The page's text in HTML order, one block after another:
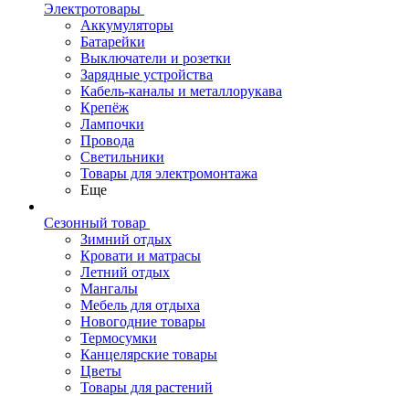
Электротовары
Аккумуляторы
Батарейки
Выключатели и розетки
Зарядные устройства
Кабель-каналы и металлорукава
Крепёж
Лампочки
Провода
Светильники
Товары для электромонтажа
Еще
Сезонный товар
Зимний отдых
Кровати и матрасы
Летний отдых
Мангалы
Мебель для отдыха
Новогодние товары
Термосумки
Канцелярские товары
Цветы
Товары для растений